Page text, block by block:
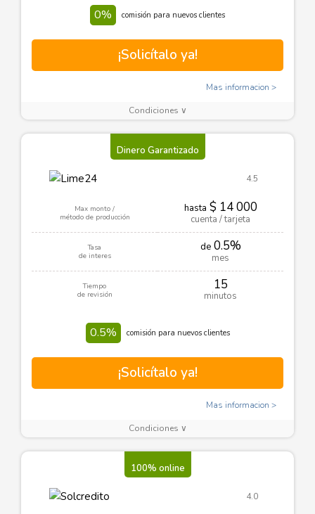
0% comisión para nuevos clientes
¡Solicítalo ya!
Mas informacion
Condiciones ∨
Dinero Garantizado
4.5
Max monto /
método de producción
hasta $ 14 000
cuenta / tarjeta
Tasa
de interes
de0.5%
mes
Tiempo
de revisión
15
minutos
0.5% comisión para nuevos clientes
¡Solicítalo ya!
Mas informacion
Condiciones ∨
100% online
4.0